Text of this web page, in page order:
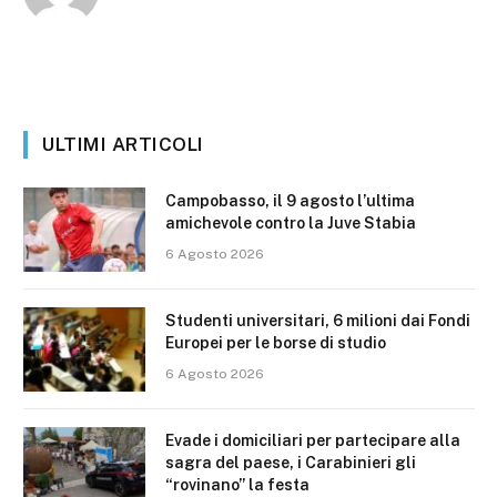
ULTIMI ARTICOLI
Campobasso, il 9 agosto l’ultima
amichevole contro la Juve Stabia
6 Agosto 2026
Studenti universitari, 6 milioni dai Fondi
Europei per le borse di studio
6 Agosto 2026
Evade i domiciliari per partecipare alla
sagra del paese, i Carabinieri gli
“rovinano” la festa